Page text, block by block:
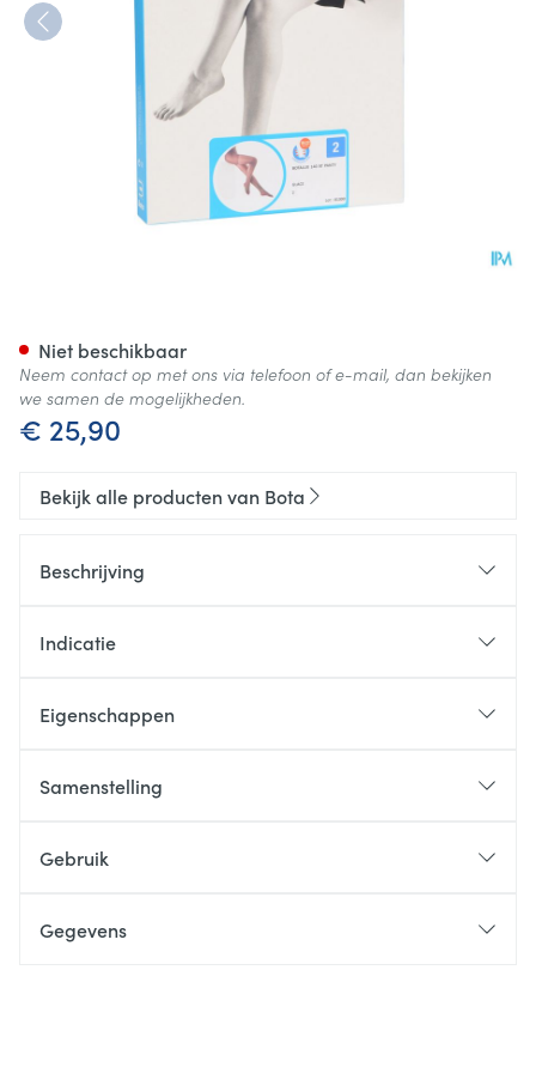
€ 25,90
Niet beschikbaar
Neem contact op met ons via telefoon of e-mail, dan bekijken
we samen de mogelijkheden.
Bekijk alle producten van Bota
Beschrijving
Indicatie
Eigenschappen
Samenstelling
Gebruik
Gegevens